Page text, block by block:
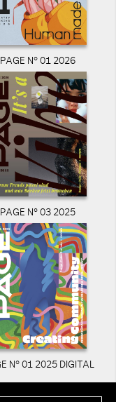
PAGE N° 01 2026
PAGE N° 03 2025
N° 01 2025 DIGITAL